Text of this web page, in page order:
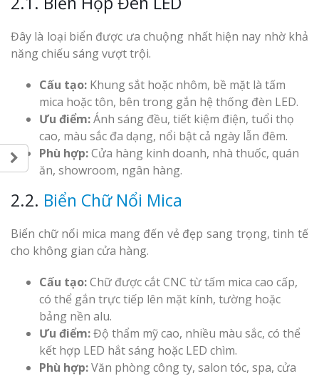
Đây là loại biển được ưa chuộng nhất hiện nay nhờ khả
năng chiếu sáng vượt trội.
Cấu tạo: Khung sắt hoặc nhôm, bề mặt là tấm
mica hoặc tôn, bên trong gắn hệ thống đèn LED.
Ưu điểm:Ánh sáng đều, tiết kiệm điện, tuổi thọ
cao, màu sắc đa dạng, nổi bật cả ngày lẫn đêm.
Phù hợp:Cửa hàng kinh doanh, nhà thuốc, quán
ăn, showroom, ngân hàng.
2.2. Biển Chữ Nổi Mica
Biển chữ nổi mica mang đến vẻ đẹp sang trọng, tinh tế
cho không gian cửa hàng.
Cấu tạo:Chữ được cắt CNC từ tấm mica cao cấp,
có thể gắn trực tiếp lên mặt kính, tường hoặc
bảng nền alu.
Ưu điểm:Độ thẩm mỹ cao, nhiều màu sắc, có thể
kết hợp LED hắt sáng hoặc LED chìm.
Phù hợp:Văn phòng công ty, salon tóc, spa, cửa